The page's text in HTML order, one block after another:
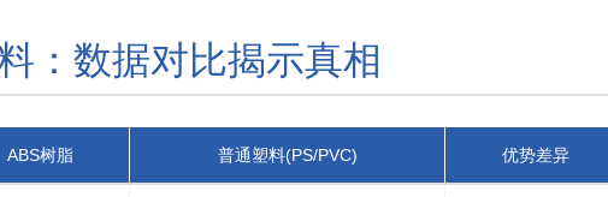
：数据对比揭示真相
ABS树脂 普通塑料(PS/PVC) 优势差异